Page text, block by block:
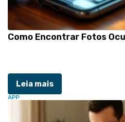
Como Encontrar Fotos
Leia mais
APP